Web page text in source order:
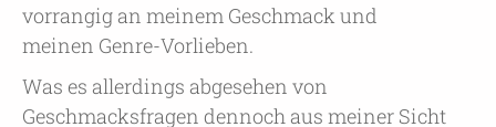
vorrangig an meinem Geschmack und
meinen Genre-Vorlieben.
Was es allerdings abgesehen von
Geschmacksfragen dennoch aus meiner Sicht